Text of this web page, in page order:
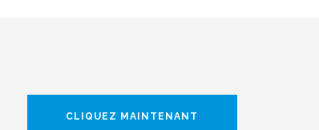
CLIQUEZ MAINTENANT